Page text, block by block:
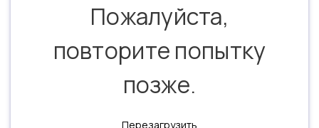
Пожалуйста,
повторите попытку
позже.
Перезагрузить